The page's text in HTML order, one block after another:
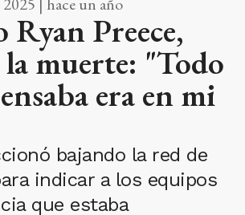
| hace un año
Preece,
la muerte: "Todo
era en mi
bajando la red de
indicar a los equipos
que estaba